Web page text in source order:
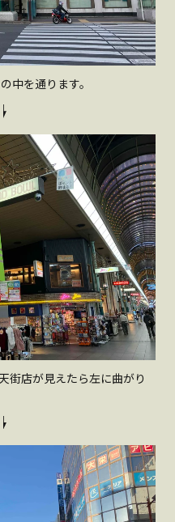
中を通ります。
街店が見えたら左に曲がり